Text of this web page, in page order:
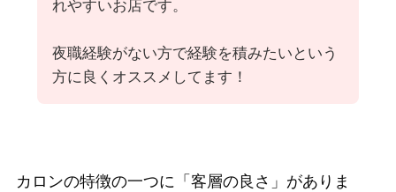
れやすいお店です。
夜職経験がない方で経験を積みたいという
方に良くオススメしてます！
カロンの特徴の一つに「客層の良さ」がありま